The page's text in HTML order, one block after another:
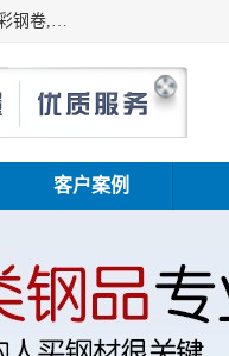
上海志辰实业有限公司主要经销:上海宝钢彩钢卷（宝钢总厂）台湾氟碳彩钢板,烨辉彩钢板,宝钢彩钢板,宝钢彩涂板,宝钢彩钢卷,马钢彩钢板,马钢彩钢卷,镀铝锌钢板,PVDF彩钢板,台湾烨辉彩钢板,高耐候彩钢板,硅改性彩钢板,规格齐全。
客户案例